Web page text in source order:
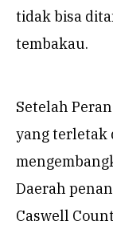
tidak bisa
tembakau.
Setelah
yang terletak
Daerah
Caswell